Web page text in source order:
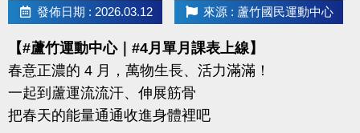
-洽詢專線：03-2639066 #115、116
https://www.lzsports.com.tw/zh_TW/news/pageID/1/
-FB : 桃園市蘆竹國民運動中心
-IG : @luzhusports
發佈日期 : 2026.03.12 來源 : 蘆竹國民運動中心
【#蘆竹運動中心｜#4月單月課表上線】
春意正濃的 4 月，萬物生長、活力滿滿！
一起到蘆運流流汗、伸展筋骨
把春天的能量通通收進身體裡吧